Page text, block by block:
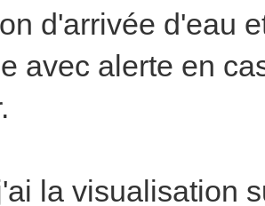
d'arrivée d'eau
avec alerte en
la visualisation